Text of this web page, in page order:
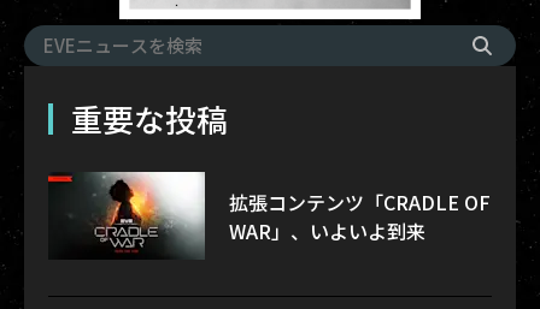
重要な投稿
拡張コンテンツ「CRADLE OF
WAR」、いよいよ到来